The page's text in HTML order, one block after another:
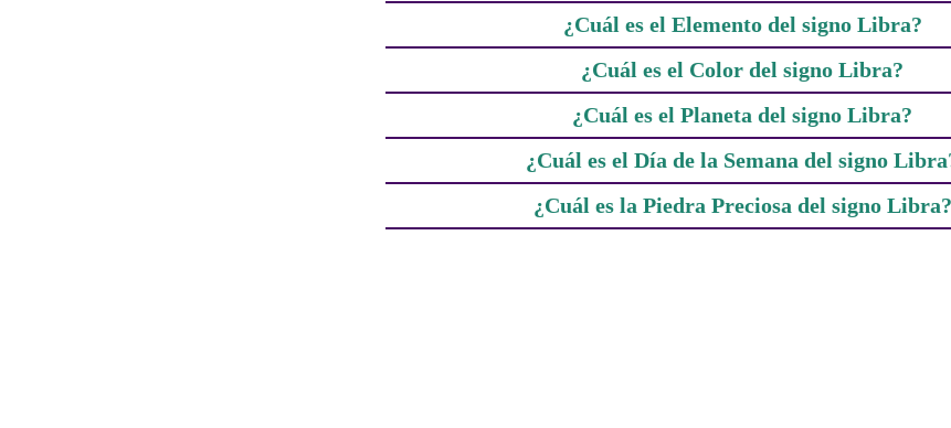
¿Cuál es el Elemento del signo Libra?
¿Cuál es el Color del signo Libra?
¿Cuál es el Planeta del signo Libra?
¿Cuál es el Día de la Semana del signo
¿Cuál es la Piedra Preciosa del signo Libra?